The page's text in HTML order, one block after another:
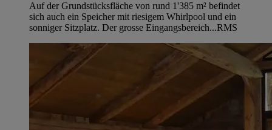
Auf der Grundstücksfläche von rund 1'385 m² befindet
sich auch ein Speicher mit riesigem Whirlpool und ein
sonniger Sitzplatz. Der grosse Eingangsbereich...RMS